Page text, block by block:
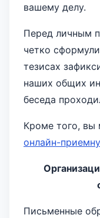
вашему делу.
Перед личным
четко
тезисах
наших общих
беседа
Кроме того, вы
онлайн-
Письменные